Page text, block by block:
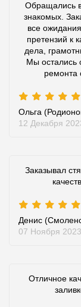
Обращались
знакомых.
все
претензий к
дела,
Мы остались
ремонта
Ольга
12 Декабря
Заказывал
Денис
07 Ноября 2023
Отличное